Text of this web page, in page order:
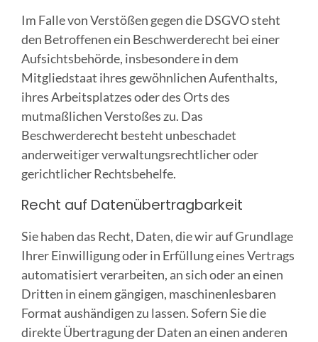
Im Falle von Verstößen gegen die DSGVO steht
den Betroffenen ein Beschwerderecht bei einer
Aufsichtsbehörde, insbesondere in dem
Mitgliedstaat ihres gewöhnlichen Aufenthalts,
ihres Arbeitsplatzes oder des Orts des
mutmaßlichen Verstoßes zu. Das
Beschwerderecht besteht unbeschadet
anderweitiger verwaltungsrechtlicher oder
gerichtlicher Rechtsbehelfe.
Recht auf Daten­übertrag­barkeit
Sie haben das Recht, Daten, die wir auf Grundlage
Ihrer Einwilligung oder in Erfüllung eines Vertrags
automatisiert verarbeiten, an sich oder an einen
Dritten in einem gängigen, maschinenlesbaren
Format aushändigen zu lassen. Sofern Sie die
direkte Übertragung der Daten an einen anderen